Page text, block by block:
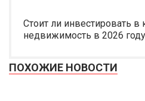
Стоит ли инвестировать
недвижимость в 2026
ПОХОЖИЕ НОВОСТИ